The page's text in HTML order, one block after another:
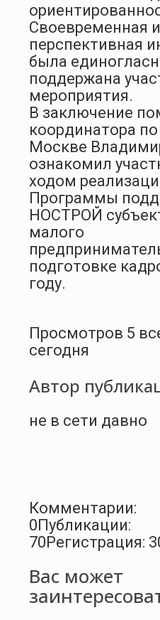
Своевременная и
перспективная
была
поддержана
мероприятия.
В заключение
координатора по
Москве
ознакомил
ходом
Программы
НОСТРОЙ
малого
подготовке
году.
Просмотров 5
сегодня
Автор
не в сети давно
Комментарии:
0Публикации:
70Регистрация:
Вас может